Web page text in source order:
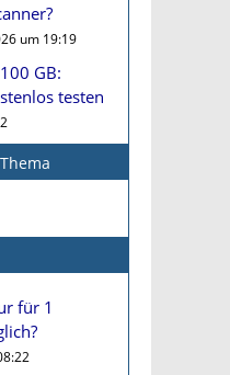
um 19:19
GB:
testen
für 1